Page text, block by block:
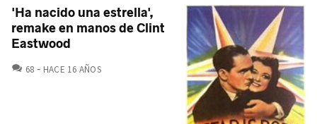
'Ha nacido una estrella',
remake en manos de Clint
Eastwood
68 COMENTARIOS
HACE 16 AÑOS